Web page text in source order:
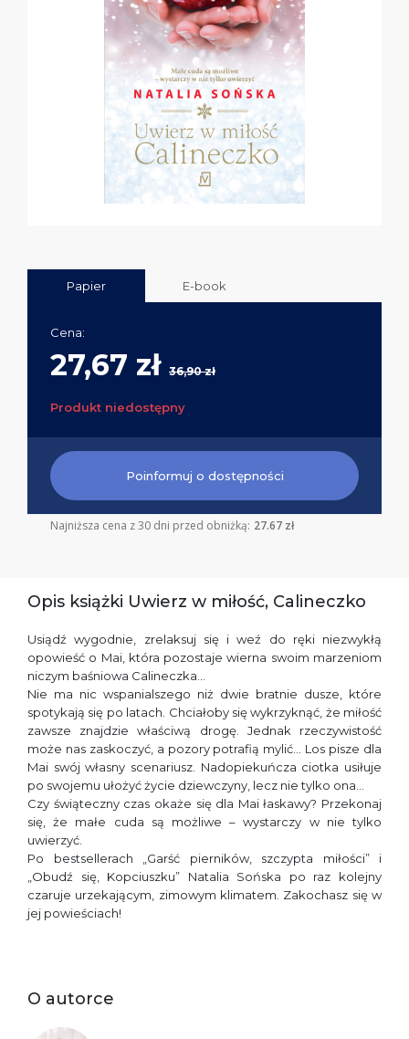
Papier E-book
Cena:
27,67 zł 36,90 zł
Produkt niedostępny
Poinformuj o dostępności
Najniższa cena z 30 dni przed obniżką: 27.67 zł
Opis książki Uwierz w miłość, Calineczko
Usiądź wygodnie, zrelaksuj się i weź do ręki niezwykłą
opowieść o Mai, która pozostaje wierna swoim marzeniom
niczym baśniowa Calineczka…
Nie ma nic wspanialszego niż dwie bratnie dusze, które
spotykają się po latach. Chciałoby się wykrzyknąć, że miłość
zawsze znajdzie właściwą drogę. Jednak rzeczywistość
może nas zaskoczyć, a pozory potrafią mylić… Los pisze dla
Mai swój własny scenariusz. Nadopiekuńcza ciotka usiłuje
po swojemu ułożyć życie dziewczyny, lecz nie tylko ona…
Czy świąteczny czas okaże się dla Mai łaskawy? Przekonaj
się, że małe cuda są możliwe – wystarczy w nie tylko
uwierzyć.
Po bestsellerach „Garść pierników, szczypta miłości” i
„Obudź się, Kopciuszku” Natalia Sońska po raz kolejny
czaruje urzekającym, zimowym klimatem. Zakochasz się w
jej powieściach!
O autorce